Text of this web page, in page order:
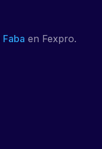
Faba en Fexpro.